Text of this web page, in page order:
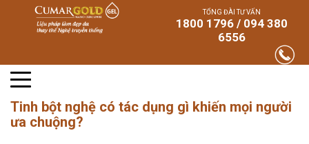
TỔNG ĐÀI TƯ VẤN
1800 1796 / 094 380
6556
Tinh bột nghệ có tác dụng gì khiến mọi người
ưa chuộng?